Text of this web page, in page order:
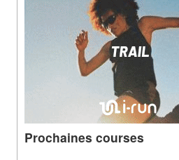
Prochaines courses